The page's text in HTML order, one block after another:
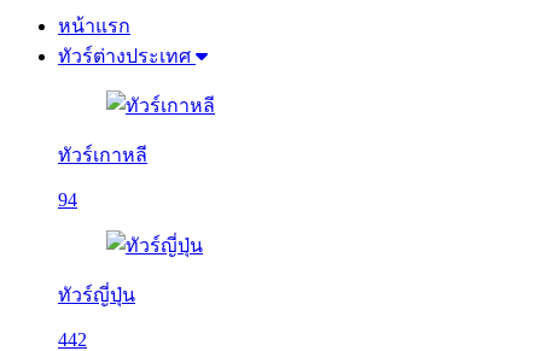
หน้าแรก
ทัวร์ต่างประเทศ
ทัวร์เกาหลี
94
ทัวร์ญี่ปุ่น
442